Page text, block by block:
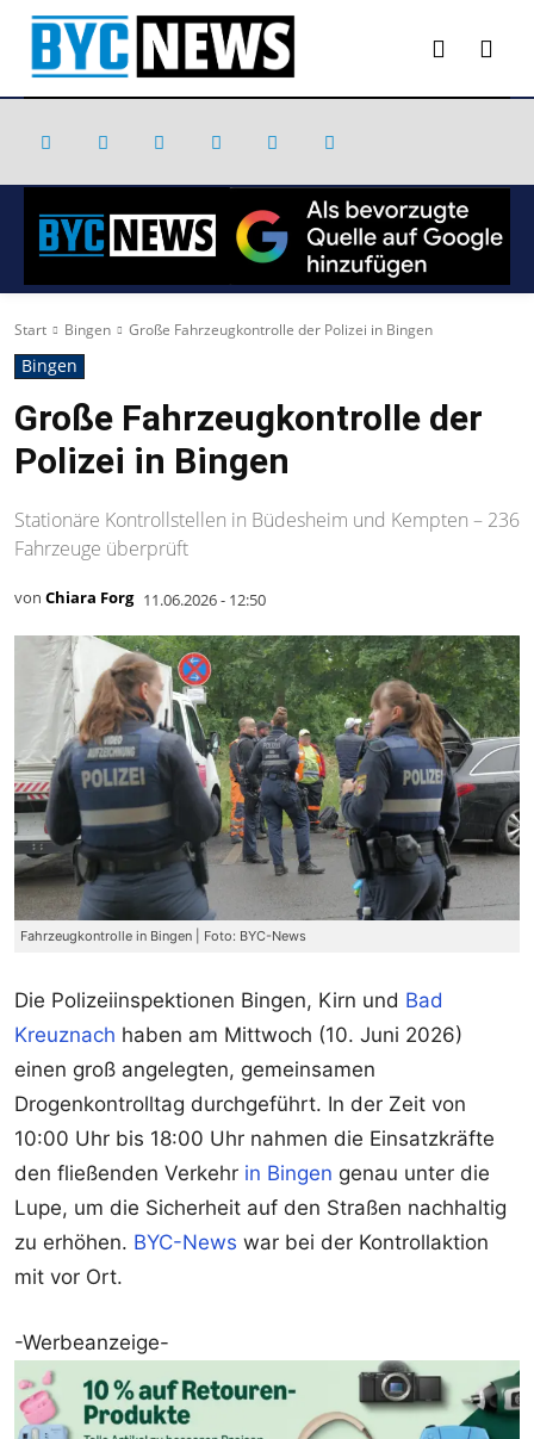
Start Bingen Große Fahrzeugkontrolle der Polizei in Bingen
Bingen
Große Fahrzeugkontrolle der
Polizei in Bingen
Stationäre Kontrollstellen in Büdesheim und Kempten – 236
Fahrzeuge überprüft
von Chiara Forg 11.06.2026 - 12:50
Fahrzeugkontrolle in Bingen | Foto: BYC-News
Die Polizeiinspektionen Bingen, Kirn und Bad
Kreuznach haben am Mittwoch (10. Juni 2026)
einen groß angelegten, gemeinsamen
Drogenkontrolltag durchgeführt. In der Zeit von
10:00 Uhr bis 18:00 Uhr nahmen die Einsatzkräfte
den fließenden Verkehr in Bingen genau unter die
Lupe, um die Sicherheit auf den Straßen nachhaltig
zu erhöhen. BYC-News war bei der Kontrollaktion
mit vor Ort.
-Werbeanzeige-